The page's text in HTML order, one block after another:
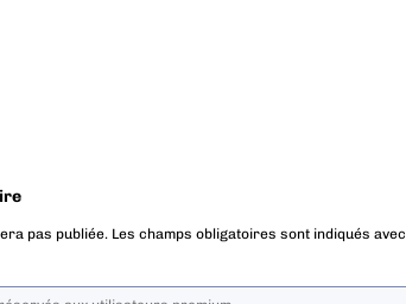
pas publiée. Les champs obligatoires sont indiqués avec